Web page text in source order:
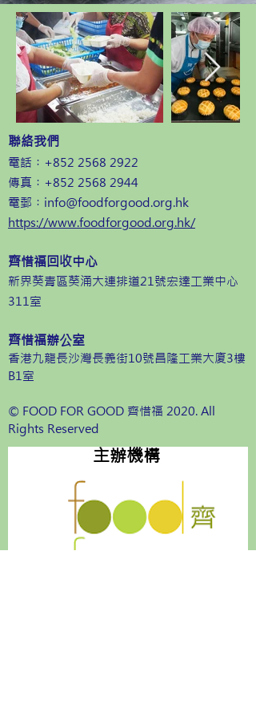
聯絡我們
電話︰+852 2568 2922
傳真︰+852 2568 2944
電郵︰ info@foodforgood.org.hk
https://www.foodforgood.org.hk/
齊惜福回收中心
新界葵青區葵涌大連排道21號宏達工業中心
311室
齊惜福辦公室
香港九龍長沙灣長義街10號昌隆工業大廈3樓
B1室
© FOOD FOR GOOD 齊惜福 2020. All
Rights Reserved
主辦機構